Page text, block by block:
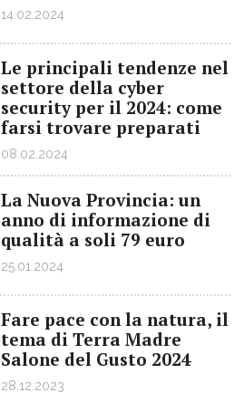
14.02.2024
Le principali tendenze nel
settore della cyber
security per il 2024: come
farsi trovare preparati
08.02.2024
La Nuova Provincia: un
anno di informazione di
qualità a soli 79 euro
25.01.2024
Fare pace con la natura, il
tema di Terra Madre
Salone del Gusto 2024
28.12.2023